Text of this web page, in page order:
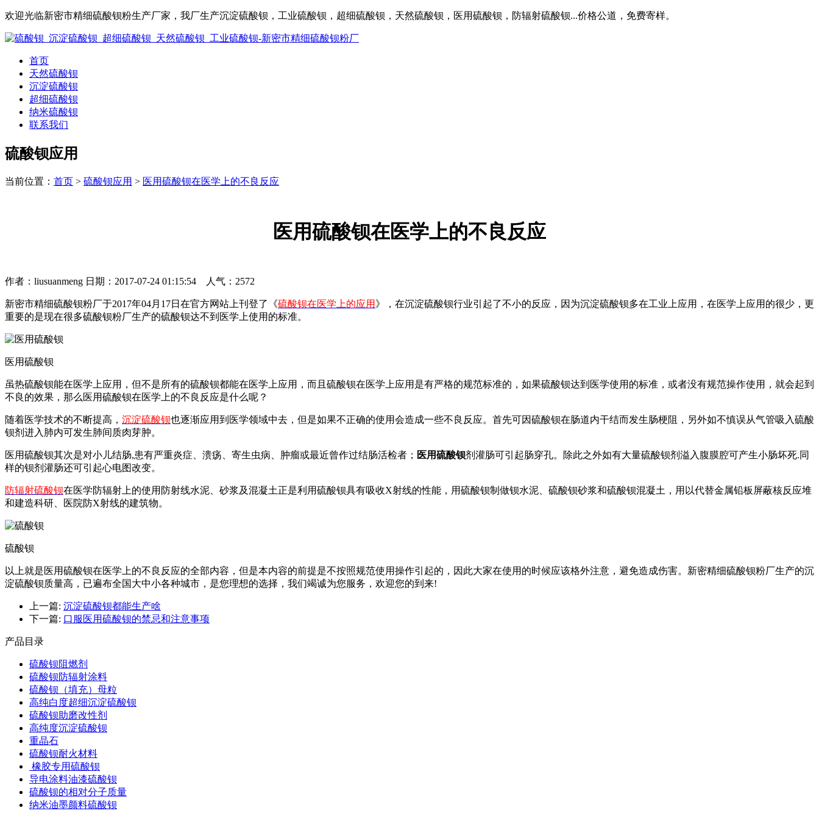
欢迎光临新密市精细硫酸钡粉生产厂家，我厂生产沉淀硫酸钡，工业硫酸钡，超细硫酸钡，天然硫酸钡，医用硫酸钡，防辐射硫酸钡...价格公道，免费寄样。
首页
天然硫酸钡
沉淀硫酸钡
超细硫酸钡
纳米硫酸钡
联系我们
硫酸钡应用
当前位置： 首页 > 硫酸钡应用 > 医用硫酸钡在医学上的不良反应
医用硫酸钡在医学上的不良反应
作者：liusuanmeng 日期：2017-07-24 01:15:54 人气：2572
新密市精细硫酸钡粉厂于2017年04月17日在官方网站上刊登了《硫酸钡在医学上的应用 》，在沉淀硫酸钡行业引起了不小的反应，因为沉淀硫酸钡多在工业上应用，在医学上应用的很少，更
重要的是现在很多硫酸钡粉厂生产的硫酸钡达不到医学上使用的标准。
医用硫酸钡
虽热硫酸钡能在医学上应用，但不是所有的硫酸钡都能在医学上应用，而且硫酸钡在医学上应用是有严格的规范标准的，如果硫酸钡达到医学使用的标准，或者没有规范操作使用，就会起到
不良的效果，那么医用硫酸钡在医学上的不良反应是什么呢？
随着医学技术的不断提高， 沉淀硫酸钡也逐渐应用到医学领域中去，但是如果不正确的使用会造成一些不良反应。首先可因硫酸钡在肠道内干结而发生肠梗阻，另外如不慎误从气管吸入硫酸
钡剂进入肺内可发生肺间质肉芽肿。
医用硫酸钡其次是对小儿结肠,患有严重炎症、溃疡、寄生虫病、肿瘤或最近曾作过结肠活检者； 医用硫酸钡剂灌肠可引起肠穿孔。除此之外如有大量硫酸钡剂溢入腹膜腔可产生小肠坏死.同
样的钡剂灌肠还可引起心电图改变。
防辐射硫酸钡在医学防辐射上的使用防射线水泥、砂浆及混凝土正是利用硫酸钡具有吸收X射线的性能，用硫酸钡制做钡水泥、硫酸钡砂浆和硫酸钡混凝土，用以代替金属铅板屏蔽核反应堆
和建造科研、医院防X射线的建筑物。
硫酸钡
以上就是医用硫酸钡在医学上的不良反应的全部内容，但是本内容的前提是不按照规范使用操作引起的，因此大家在使用的时候应该格外注意，避免造成伤害。新密精细硫酸钡粉厂生产的沉
淀硫酸钡质量高，已遍布全国大中小各种城市，是您理想的选择，我们竭诚为您服务，欢迎您的到来!
上一篇: 沉淀硫酸钡都能生产啥
下一篇: 口服医用硫酸钡的禁忌和注意事项
产品目录
硫酸钡阻燃剂
硫酸钡防辐射涂料
硫酸钡（填充）母粒
高纯白度超细沉淀硫酸钡
硫酸钡助磨改性剂
高纯度沉淀硫酸钡
重晶石
硫酸钡耐火材料
橡胶专用硫酸钡
导电涂料油漆硫酸钡
硫酸钡的相对分子质量
纳米油墨颜料硫酸钡